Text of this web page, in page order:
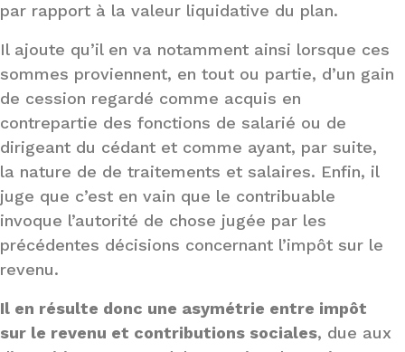
par rapport à la valeur liquidative du plan.
Il ajoute qu’il en va notamment ainsi lorsque ces
sommes proviennent, en tout ou partie, d’un gain
de cession regardé comme acquis en
contrepartie des fonctions de salarié ou de
dirigeant du cédant et comme ayant, par suite,
la nature de de traitements et salaires. Enfin, il
juge que c’est en vain que le contribuable
invoque l’autorité de chose jugée par les
précédentes décisions concernant l’impôt sur le
revenu.
Il en résulte donc une asymétrie entre impôt
sur le revenu et contributions sociales, due aux